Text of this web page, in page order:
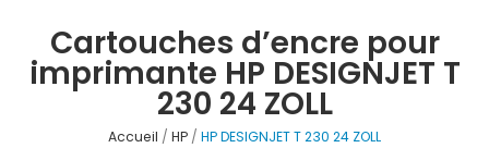
Cartouches d’encre pour
imprimante HP DESIGNJET T
230 24 ZOLL
Accueil HP HP DESIGNJET T 230 24 ZOLL